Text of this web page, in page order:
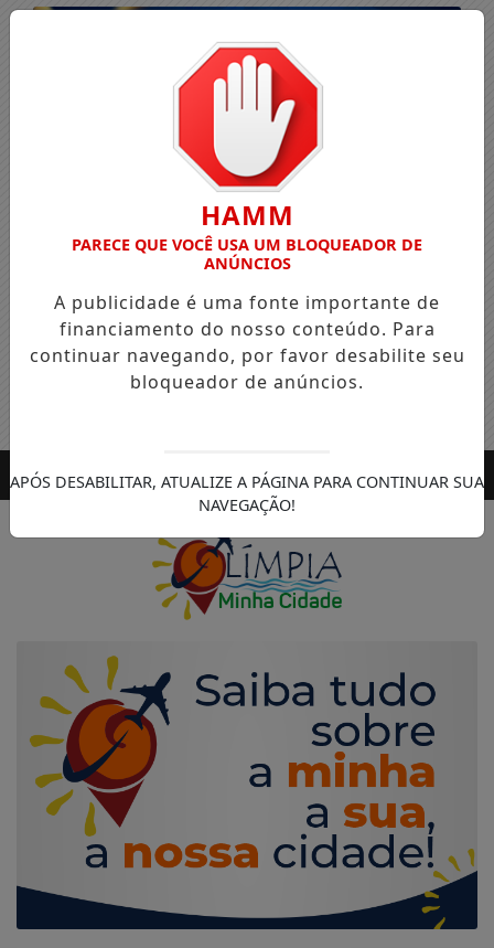
Entrar
HAMM
PARECE QUE VOCÊ USA UM BLOQUEADOR DE
ANÚNCIOS
A publicidade é uma fonte importante de
financiamento do nosso conteúdo. Para
continuar navegando, por favor desabilite seu
bloqueador de anúncios.
APÓS DESABILITAR, ATUALIZE A PÁGINA PARA CONTINUAR SUA
NAVEGAÇÃO!